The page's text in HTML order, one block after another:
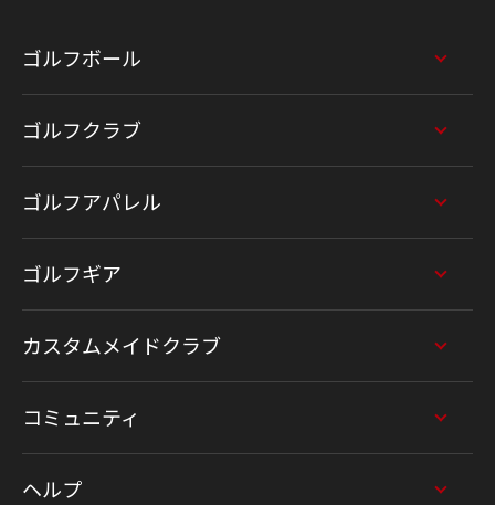
ゴルフボール
ゴルフクラブ
ゴルフアパレル
ゴルフギア
カスタムメイドクラブ
コミュニティ
ヘルプ